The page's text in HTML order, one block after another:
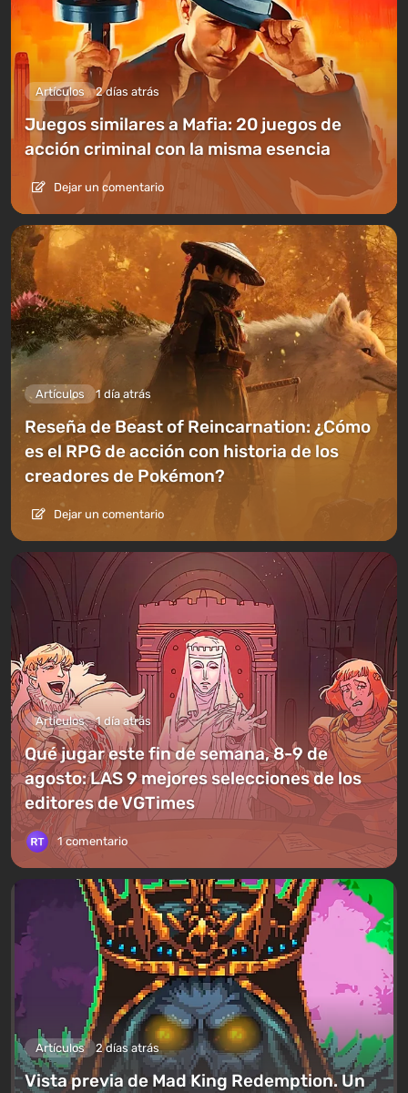
Artículos 2 días atrás
Juegos similares a Mafia: 20 juegos de
acción criminal con la misma esencia
Dejar un comentario
Artículos 1 día atrás
Reseña de Beast of Reincarnation: ¿Cómo
es el RPG de acción con historia de los
creadores de Pokémon?
Dejar un comentario
Artículos 1 día atrás
Qué jugar este fin de semana, 8-9 de
agosto: LAS 9 mejores selecciones de los
editores de VGTimes
1 comentario
Artículos 2 días atrás
Vista previa de Mad King Redemption. Un